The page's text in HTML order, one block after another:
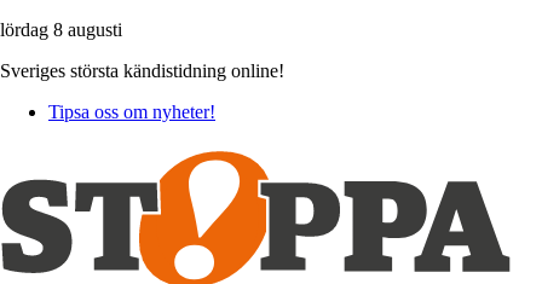
lördag 8 augusti
Sveriges största kändistidning online!
Tipsa oss om nyheter!